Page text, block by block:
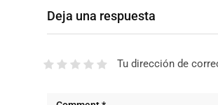
Deja una respuesta
Tu dirección de